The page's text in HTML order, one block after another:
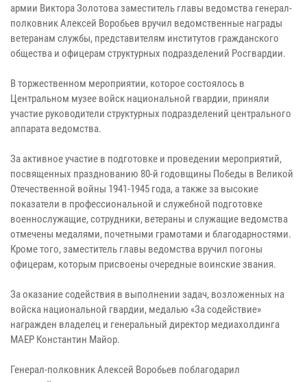
армии Виктора Золотова заместитель главы ведомства генерал-
полковник Алексей Воробьев вручил ведомственные награды
ветеранам службы, представителям институтов гражданского
общества и офицерам структурных подразделений Росгвардии.
В торжественном мероприятии, которое состоялось в
Центральном музее войск национальной гвардии, приняли
участие руководители структурных подразделений центрального
аппарата ведомства.
За активное участие в подготовке и проведении мероприятий,
посвященных празднованию 80-й годовщины Победы в Великой
Отечественной войны 1941-1945 года, а также за высокие
показатели в профессиональной и служебной подготовке
военнослужащие, сотрудники, ветераны и служащие ведомства
отмечены медалями, почетными грамотами и благодарностями.
Кроме того, заместитель главы ведомства вручил погоны
офицерам, которым присвоены очередные воинские звания.
За оказание содействия в выполнении задач, возложенных на
войска национальной гвардии, медалью «За содействие»
награжден владелец и генеральный директор медиахолдинга
МАЕР Константин Майор.
Генерал-полковник Алексей Воробьев поблагодарил